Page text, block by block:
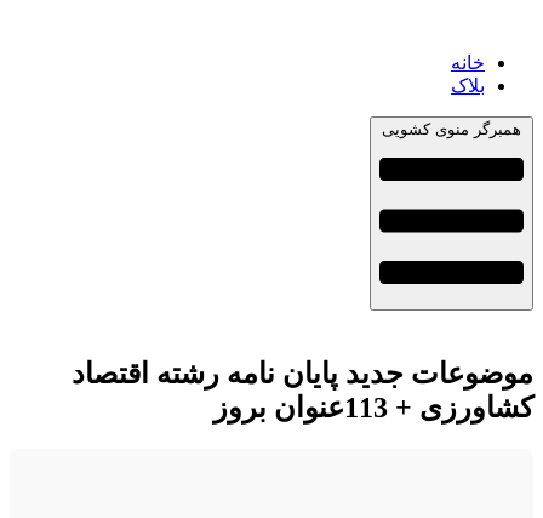
خانه
بلاک
همبرگر منوی کشویی
موضوعات جدید پایان نامه رشته اقتصاد
کشاورزی + 113عنوان بروز